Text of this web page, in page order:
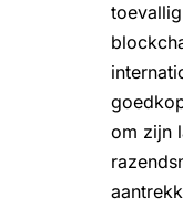
om zijn